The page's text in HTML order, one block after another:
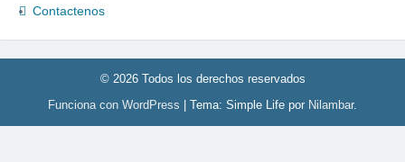
Contactenos
© 2026 Todos los derechos reservados
Funciona con WordPress
Tema: Simple Life por Nilambar.